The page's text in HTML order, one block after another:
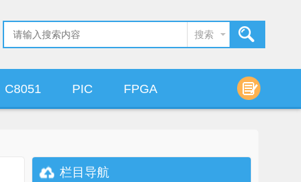
搜索
C8051 PIC FPGA
栏目导航